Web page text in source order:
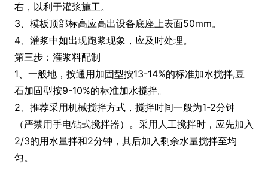
右，以利于灌浆施工。
3、模板顶部标高应高出设备底座上表面50mm。
4、灌浆中如出现跑浆现象，应及时处理。
第三步：灌浆料配制
1、一般地，按通用加固型按13-14%的标准加水搅拌,豆
石加固型按9-10%的标准加水搅拌。
2、推荐采用机械搅拌方式，搅拌时间一般为1-2分钟
（严禁用手电钻式搅拌器）。采用人工搅拌时，应先加入
2/3的用水量拌和2分钟，其后加入剩余水量搅拌至均
匀。